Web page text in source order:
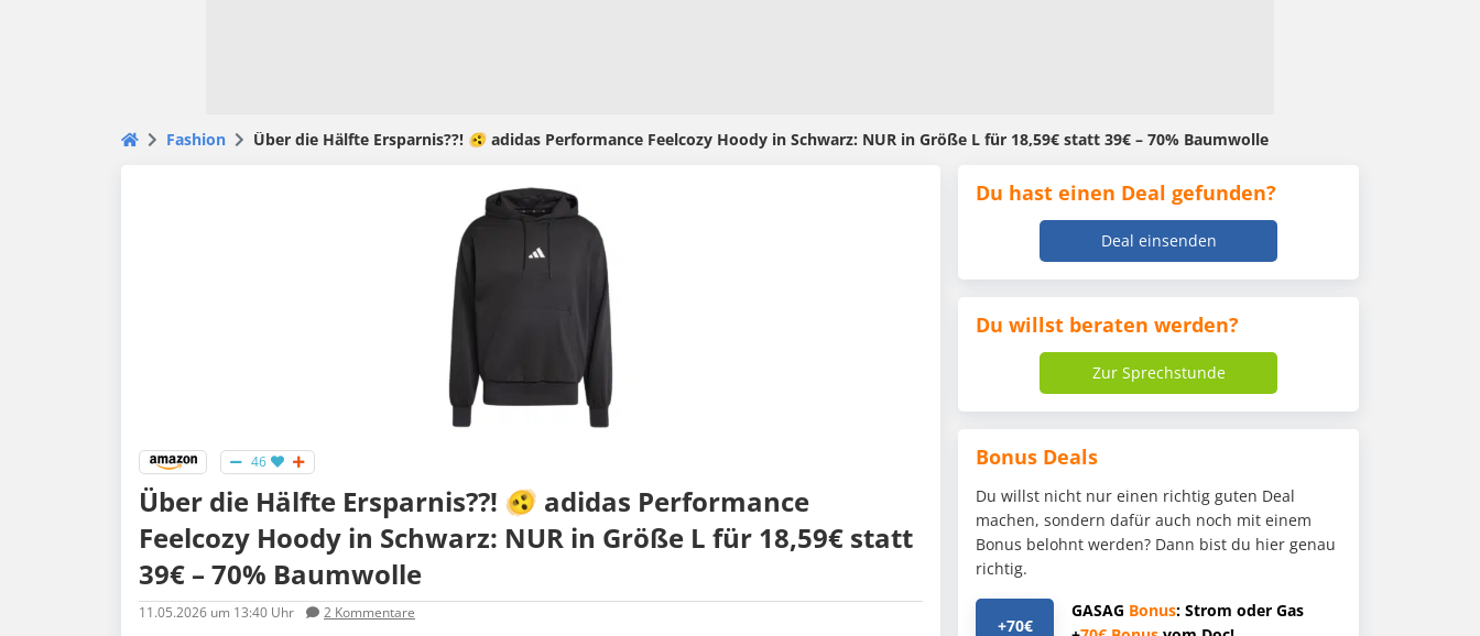
Fashion Über die Hälfte Ersparnis??! 🫨 adidas Performance Feelcozy Hoody in Schwarz: NUR in Größe L für 18,59€ statt 39€ – 70% Baumwolle
46
Über die Hälfte Ersparnis??! 🫨 adidas Performance
Feelcozy Hoody in Schwarz: NUR in Größe L für 18,59€ statt
39€ – 70% Baumwolle
11.05.2026 um 13:40 Uhr 2 Kommentare
Du hast einen Deal gefunden?
Deal einsenden
Du willst beraten werden?
Zur Sprechstunde
Bonus Deals
Du willst nicht nur einen richtig guten Deal
machen, sondern dafür auch noch mit einem
Bonus belohnt werden? Dann bist du hier genau
richtig.
+70€
GASAG Bonus: Strom oder Gas